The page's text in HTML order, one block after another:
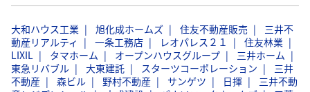
大和ハウス工業 旭化成ホームズ 住友不動産販売
三井不
動産リアルティ
一条工務店 レオパレス２１
住友林業
LIXIL
タマホーム オープンハウスグループ
三井ホーム
東急リバブル
大東建託 スターツコーポレーション
三井
不動産
森ビル 野村不動産 サンゲツ 日揮
三井不動